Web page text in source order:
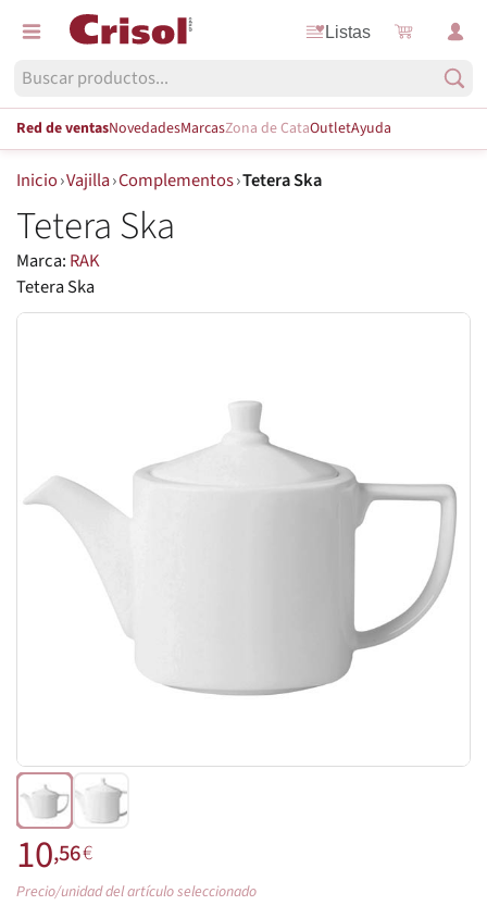
Listas
Red de ventasNovedadesMarcasZona de CataOutletAyuda
Inicio›Vajilla›Complementos›Tetera Ska
Tetera Ska
Marca: RAK
Tetera Ska
10,56€
Precio/unidad del artículo seleccionado